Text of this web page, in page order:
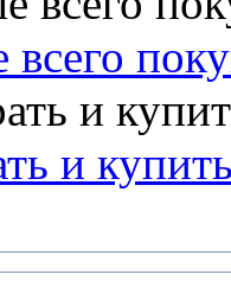
и